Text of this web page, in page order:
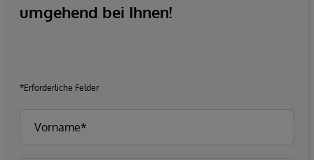
umgehend bei Ihnen!
*Erforderliche Felder